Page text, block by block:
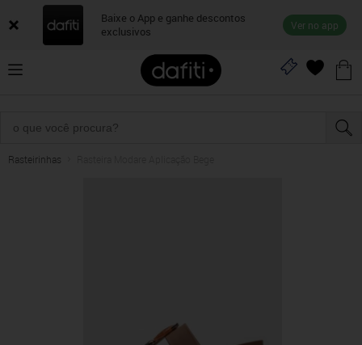
Baixe o App e ganhe descontos
exclusivos
Ver no app
Rasteirinhas